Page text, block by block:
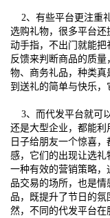
2、有些平台更注重
选购礼物，很多平台
动手指，不出门就能
反馈来判断商品的质
物、商务礼品，种类
到送礼的简单与快乐，
3、而代发平台就可
还是大型企业，都能
日子给朋友一个惊喜
感，它们的出现让选
一种有效的营销策略
品交易的场所，也是
品，既提升了节日的
然，不同的代发平台